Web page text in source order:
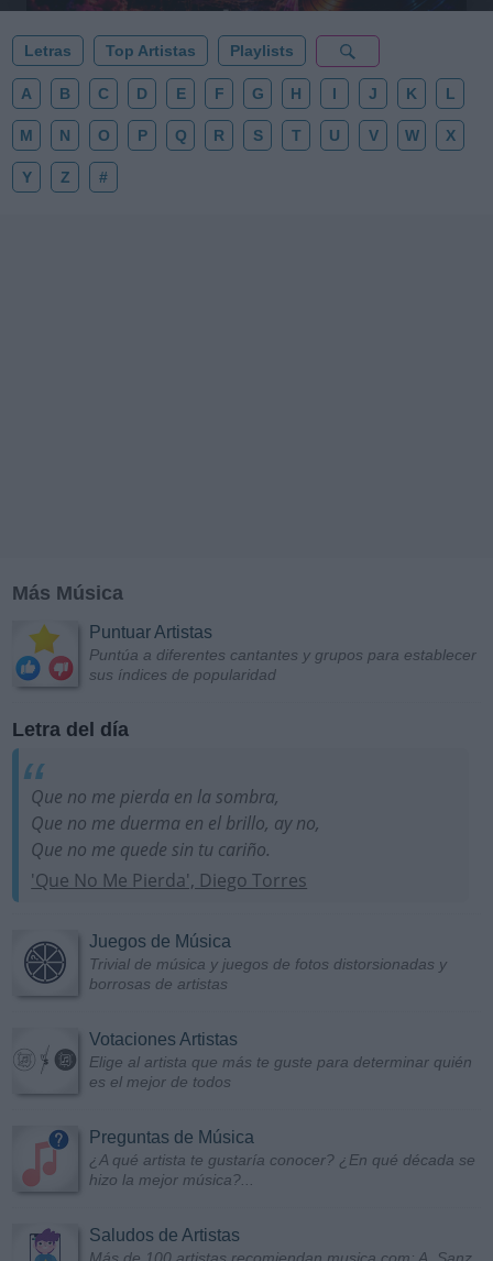
Letras Top Artistas Playlists
A B C D E F G H I J K L
M N O P Q R S T U V W X
Y Z #
Más Música
Puntuar Artistas
Puntúa a diferentes cantantes y grupos para establecer
sus índices de popularidad
Letra del día
Que no me pierda en la sombra,
Que no me duerma en el brillo, ay no,
Que no me quede sin tu cariño.
'Que No Me Pierda', Diego Torres
Juegos de Música
Trivial de música y juegos de fotos distorsionadas y
borrosas de artistas
Votaciones Artistas
Elige al artista que más te guste para determinar quién
es el mejor de todos
Preguntas de Música
¿A qué artista te gustaría conocer? ¿En qué década se
hizo la mejor música?...
Saludos de Artistas